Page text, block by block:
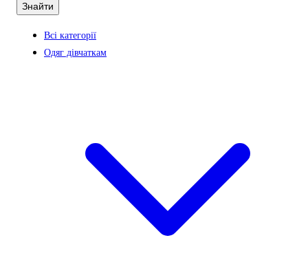
Знайти
Всі категорії
Одяг дівчаткам